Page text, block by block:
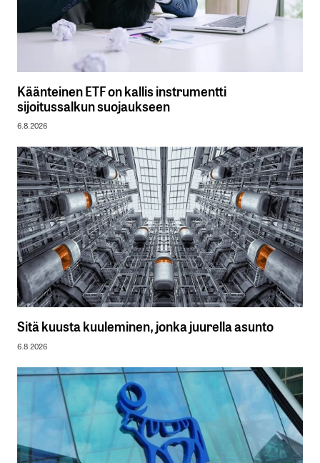
Käänteinen ETF on kallis instrumentti
sijoitussalkun suojaukseen
6.8.2026
Sitä kuusta kuuleminen, jonka juurella asunto
6.8.2026